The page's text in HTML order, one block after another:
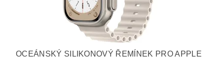
OCEÁNSKÝ SILIKONOVÝ ŘEMÍNEK PRO APPLE